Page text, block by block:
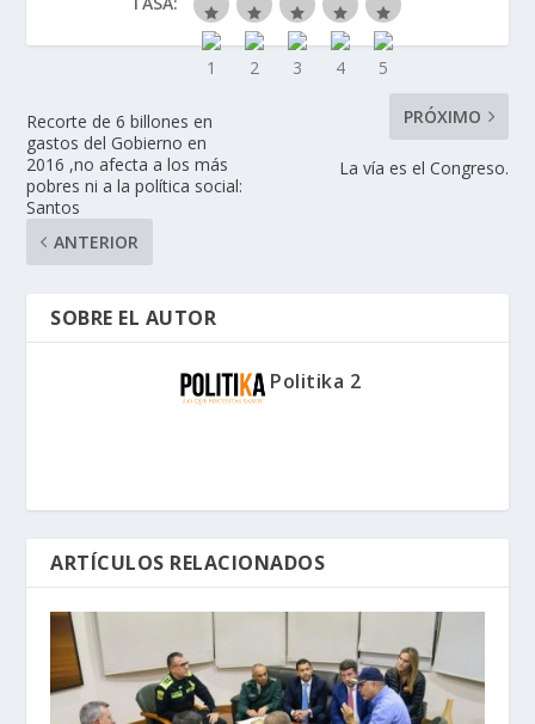
Recorte de 6 billones en
gastos del Gobierno en
2016 ,no afecta a los más
pobres ni a la política social:
Santos
ANTERIOR
PRÓXIMO
La vía es el Congreso.
SOBRE EL AUTOR
Politika 2
ARTÍCULOS RELACIONADOS